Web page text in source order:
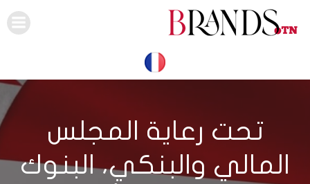
تحت رعاية المجلس
المالي والبنكي، البنوك